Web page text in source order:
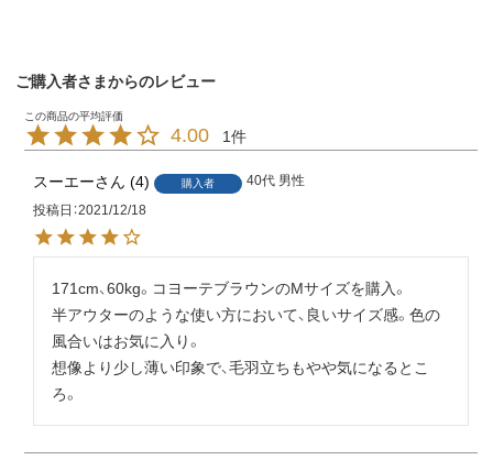
ご購入者さまからのレビュー
4.00 1
スーエー 4 購入者 40代 男性
投稿日 2021/12/18
171cm、60kg。コヨーテブラウンのMサイズを購入。
半アウターのような使い方において、良いサイズ感。色の
風合いはお気に入り。
想像より少し薄い印象で、毛羽立ちもやや気になるとこ
ろ。